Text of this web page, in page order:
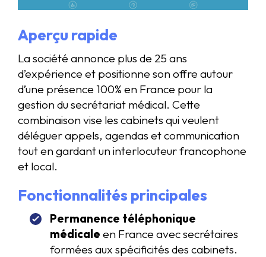
Aperçu rapide
La société annonce plus de 25 ans
d’expérience et positionne son offre autour
d’une présence 100% en France pour la
gestion du secrétariat médical. Cette
combinaison vise les cabinets qui veulent
déléguer appels, agendas et communication
tout en gardant un interlocuteur francophone
et local.
Fonctionnalités principales
Permanence téléphonique
médicale en France avec secrétaires
formées aux spécificités des cabinets.